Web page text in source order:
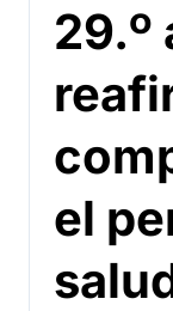
29.º
el